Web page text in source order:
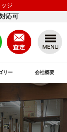
ジ
対応可
リー 会社概要